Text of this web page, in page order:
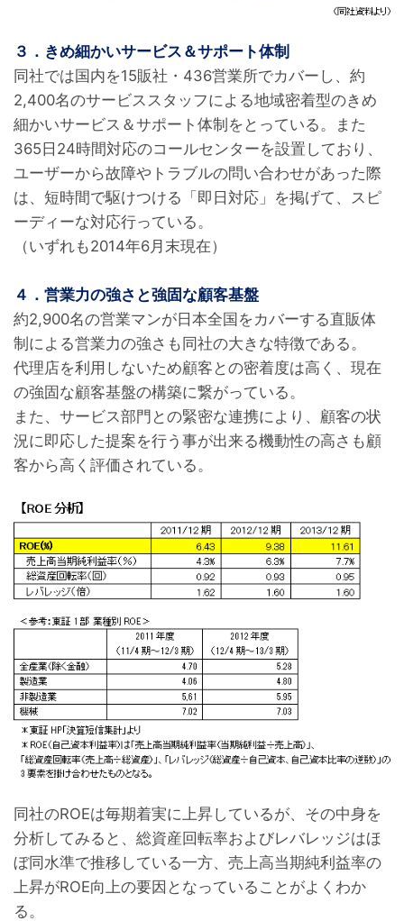
３．きめ細かいサービス＆サポート体制
同社では国内を15販社・436営業所でカバーし、約
2,400名のサービススタッフによる地域密着型のきめ
細かいサービス＆サポート体制をとっている。また
365日24時間対応のコールセンターを設置しており、
ユーザーから故障やトラブルの問い合わせがあった際
は、短時間で駆けつける「即日対応」を掲げて、スピ
ーディーな対応行っている。
（いずれも2014年6月末現在）
４．営業力の強さと強固な顧客基盤
約2,900名の営業マンが日本全国をカバーする直販体
制による営業力の強さも同社の大きな特徴である。
代理店を利用しないため顧客との密着度は高く、現在
の強固な顧客基盤の構築に繋がっている。
また、サービス部門との緊密な連携により、顧客の状
況に即応した提案を行う事が出来る機動性の高さも顧
客から高く評価されている。
同社のROEは毎期着実に上昇しているが、その中身を
分析してみると、総資産回転率およびレバレッジはほ
ぼ同水準で推移している一方、売上高当期純利益率の
上昇がROE向上の要因となっていることがよくわか
る。